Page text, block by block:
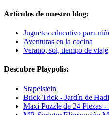
Artículos de nuestro blog:
Juguetes educativo para
Aventuras en la cocina
Verano, sol, tiempo de viaje
Descubre Playpolis:
Stapelstein
Brick Trick - Jardín de
Maxi Puzzle de 24 Piezas -